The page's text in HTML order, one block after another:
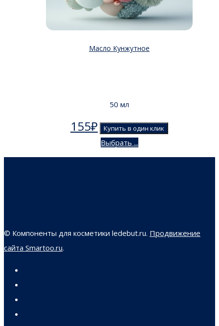
Масло Кунжутное
50 мл
155₽ Купить в один клик
Выбрать ...
© Компоненты для косметики ledebut.ru. Продвижение
сайта Smartoo.ru.